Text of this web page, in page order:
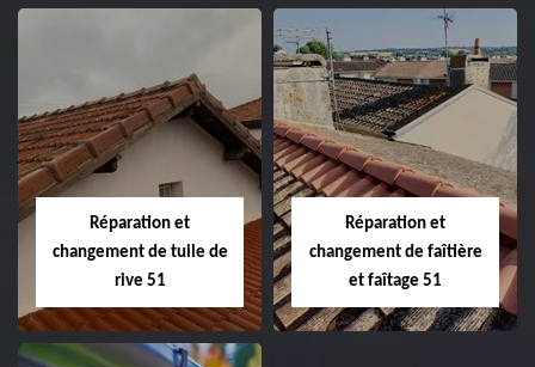
Peinture sur tuile
et toiture 51
Marne
Changement de
toiture 51
Réparation et
changement de tuile de
rive 51
Réparation et
changement de faîtière
et faîtage 51